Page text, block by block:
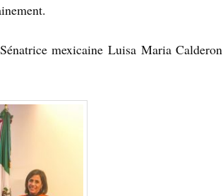
mexicaine Luisa Maria Calderon